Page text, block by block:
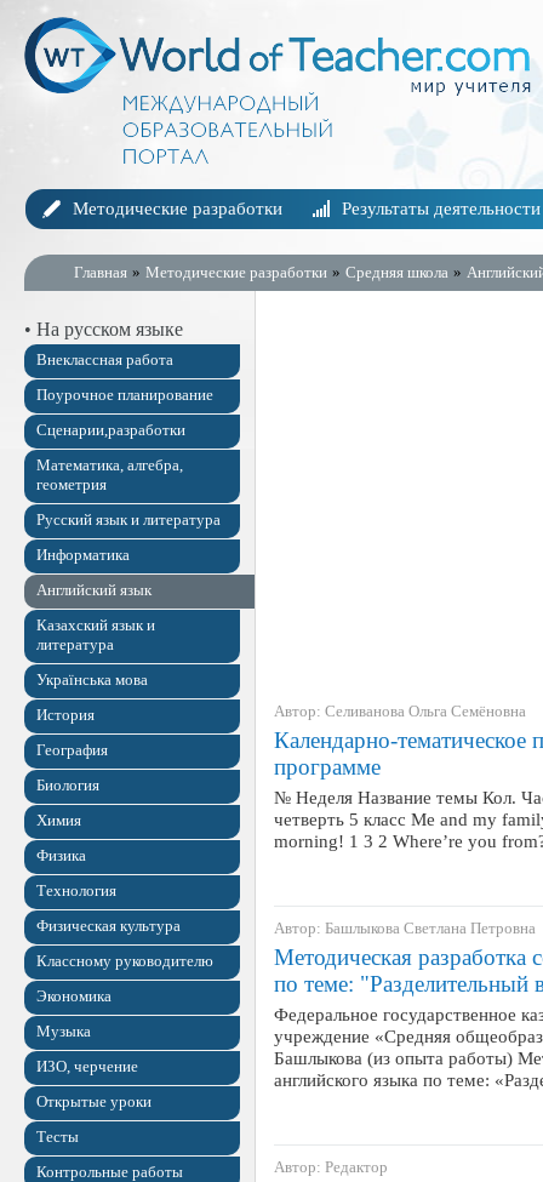
Методические разработки Результаты деятельности
Главная » Методические разработки » Средняя школа »
• На русском языке
Внеклассная работа
Поурочное планирование
Сценарии,разработки
Математика, алгебра,
геометрия
Русский язык и литература
Информатика
Английский язык
Казахский язык и
литература
Українська мова
История
География
Биология
Химия
Физика
Технология
Физическая культура
Классному руководителю
Экономика
Музыка
ИЗО, черчение
Открытые уроки
Тесты
Контрольные работы
Автор: Селиванова Ольга Семёновна
Календарно-тематическое
программе
№ Неделя Название темы Кол.
четверть 5 класс Me and my
morning! 1 3 2 Where’re you
Автор: Башлыкова Светлана Петровна
Методическая разработка
по теме: "Разделительный
Федеральное государственное
учреждение «Средняя
Башлыкова (из опыта работы)
английского языка по теме:
Автор: Редактор